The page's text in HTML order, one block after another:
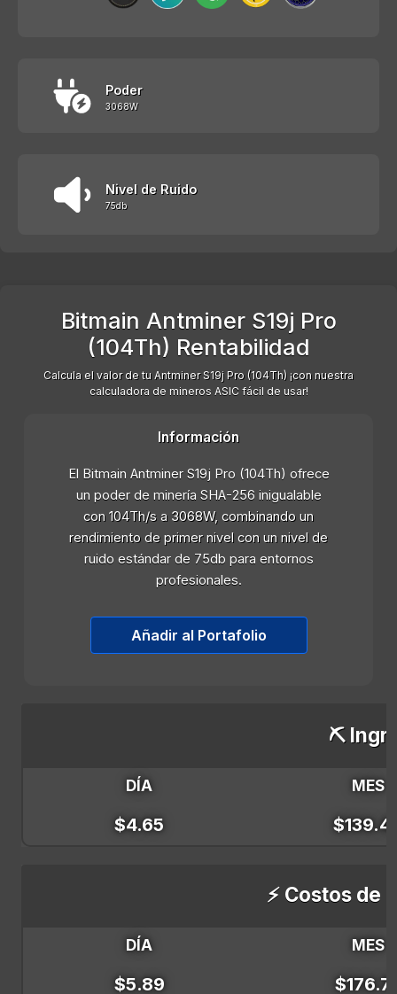
Poder
3068W
Nivel de Ruido
75db
Bitmain Antminer S19j Pro
(104Th) Rentabilidad
Calcula el valor de tu Antminer S19j Pro (104Th) ¡con nuestra
calculadora de mineros ASIC fácil de usar!
Información
El Bitmain Antminer S19j Pro (104Th) ofrece
un poder de minería SHA-256 inigualable
con 104Th/s a 3068W, combinando un
rendimiento de primer nivel con un nivel de
ruido estándar de 75db para entornos
profesionales.
Añadir al Portafolio
⛏️
DÍA MES
$4.65
⚡ Costos de
DÍA MES
$5.89